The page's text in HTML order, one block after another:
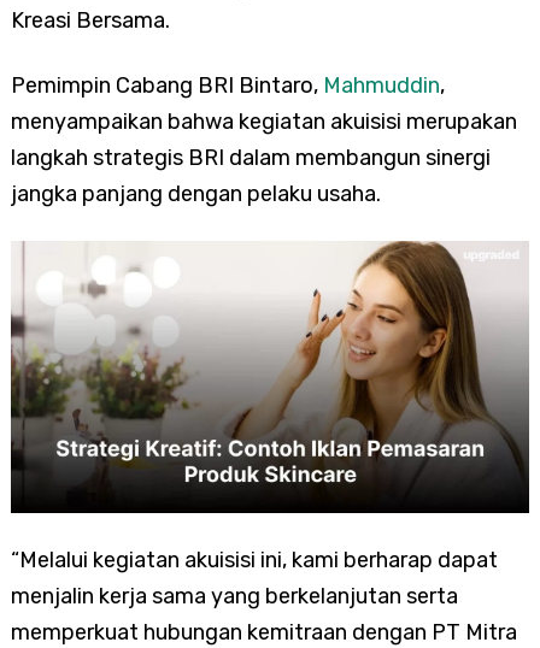
Kreasi Bersama.
Pemimpin Cabang BRI Bintaro, Mahmuddin,
menyampaikan bahwa kegiatan akuisisi merupakan
langkah strategis BRI dalam membangun sinergi
jangka panjang dengan pelaku usaha.
“Melalui kegiatan akuisisi ini, kami berharap dapat
menjalin kerja sama yang berkelanjutan serta
memperkuat hubungan kemitraan dengan PT Mitra